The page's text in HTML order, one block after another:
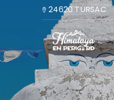
24620 TURSAC